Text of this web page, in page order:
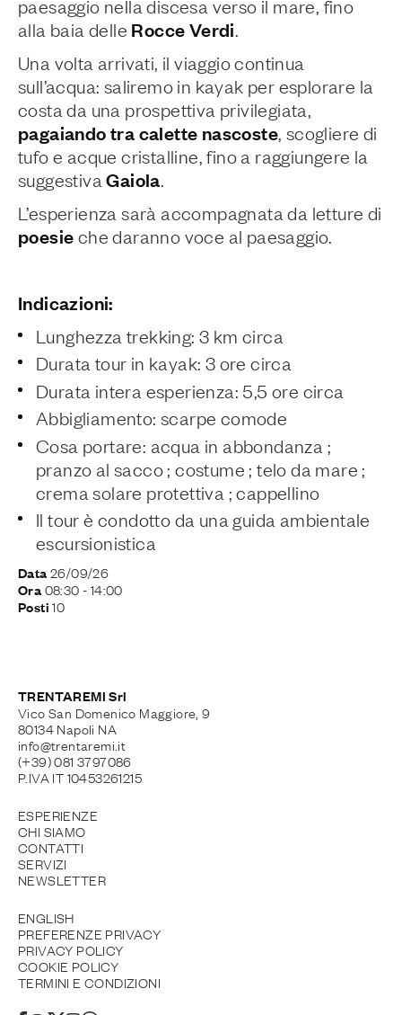
paesaggio nella discesa verso il mare, fino
alla baia delle Rocce Verdi
Una volta arrivati, il viaggio continua
sull’acqua: saliremo in kayak per esplorare la
costa da una prospettiva privilegiata,
pagaiando tra calette nascoste , scogliere di
tufo e acque cristalline, fino a raggiungere la
suggestivaGaiola
L’esperienza sarà accompagnata da letture di
poesieche daranno voce al paesaggio.
Indicazioni:
Lunghezza trekking: 3 km circa
Durata tour in kayak: 3 ore circa
Durata intera esperienza: 5,5 ore circa
Abbigliamento: scarpe comode
Cosa portare: acqua in abbondanza ;
pranzo al sacco ; costume ; telo da mare ;
crema solare protettiva ; cappellino
Il tour è condotto da una guida ambientale
escursionistica
Data26/09/26
Ora08:30 - 14:00
Posti10
TRENTAREMI Srl
Vico San Domenico Maggiore, 9
80134 Napoli NA
info@trentaremi.it
(+39) 081 3797086
P.IVA IT 10453261215
ESPERIENZE
CHI SIAMO
CONTATTI
SERVIZI
NEWSLETTER
ENGLISH
PREFERENZE PRIVACY
PRIVACY POLICY
COOKIE POLICY
TERMINI E CONDIZIONI